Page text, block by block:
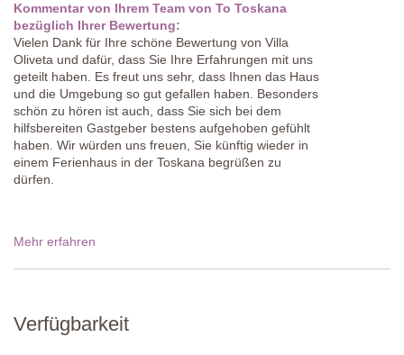
Kommentar von Ihrem Team von To Toskana
bezüglich Ihrer Bewertung:
Vielen Dank für Ihre schöne Bewertung von Villa
Oliveta und dafür, dass Sie Ihre Erfahrungen mit uns
geteilt haben. Es freut uns sehr, dass Ihnen das Haus
und die Umgebung so gut gefallen haben. Besonders
schön zu hören ist auch, dass Sie sich bei dem
hilfsbereiten Gastgeber bestens aufgehoben gefühlt
haben. Wir würden uns freuen, Sie künftig wieder in
einem Ferienhaus in der Toskana begrüßen zu
dürfen.
Mehr erfahren
Verfügbarkeit